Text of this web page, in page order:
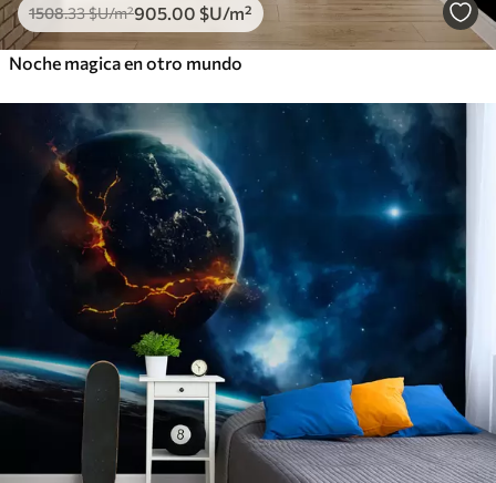
1508.33$U/m²905 .00 $U/m²
Noche magica en otro mundo